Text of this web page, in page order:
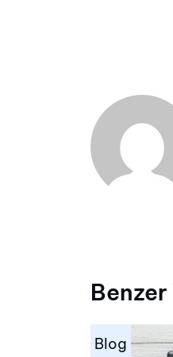
Benzer
Blog